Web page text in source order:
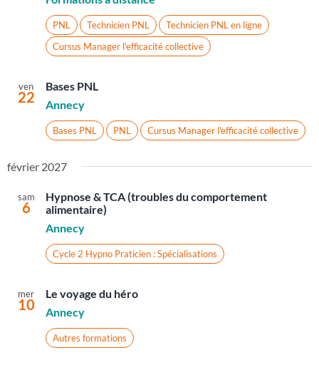
PNL Technicien PNL
Technicien PNL en ligne
Cursus Manager l'efficacité collective
ven
22
Bases PNL
Annecy
Bases PNL PNL Cursus Manager l'efficacité collective
février 2027
sam
6
Hypnose & TCA (troubles du comportement
alimentaire)
Annecy
Cycle 2 Hypno Praticien : Spécialisations
mer
10
Le voyage du héro
Annecy
Autres formations